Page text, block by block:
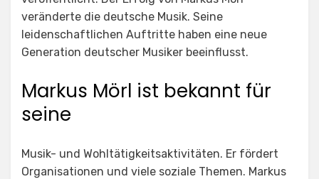
veränderte die deutsche Musik. Seine
leidenschaftlichen Auftritte haben eine neue
Generation deutscher Musiker beeinflusst.
Markus Mörl ist bekannt für
seine
Musik- und Wohltätigkeitsaktivitäten. Er fördert
Organisationen und viele soziale Themen. Markus